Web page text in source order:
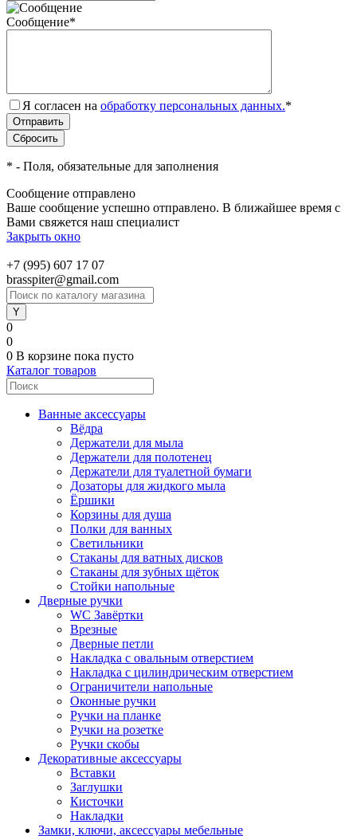
Сообщение*
Я согласен на обработку персональных данных.*
* - Поля, обязательные для заполнения
Сообщение отправлено
Ваше сообщение успешно отправлено. В ближайшее время с
Вами свяжется наш специалист
Закрыть окно
+7 (995) 607 17 07
brasspiter@gmail.com
0
0
0 В корзине пока пусто
Каталог товаров
Ванные аксессуары
Вёдра
Держатели для мыла
Держатели для полотенец
Держатели для туалетной бумаги
Дозаторы для жидкого мыла
Ёршики
Корзины для душа
Полки для ванных
Светильники
Стаканы для ватных дисков
Стаканы для зубных щёток
Стойки напольные
Дверные ручки
WC Завёртки
Врезные
Дверные петли
Накладка с овальным отверстием
Накладка с цилиндрическим отверстием
Ограничители напольные
Оконные ручки
Ручки на планке
Ручки на розетке
Ручки скобы
Декоративные аксессуары
Вставки
Заглушки
Кисточки
Накладки
Замки, ключи, аксессуары мебельные